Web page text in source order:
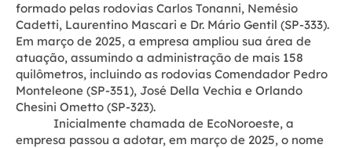
formado pelas rodovias Carlos Tonanni, Nemésio
Cadetti, Laurentino Mascari e Dr. Mário Gentil (SP-333).
Em março de 2025, a empresa ampliou sua área de
atuação, assumindo a administração de mais 158
quilômetros, incluindo as rodovias Comendador Pedro
Monteleone (SP-351), José Della Vechia e Orlando
Chesini Ometto (SP-323).
Inicialmente chamada de EcoNoroeste, a
empresa passou a adotar, em março de 2025, o nome